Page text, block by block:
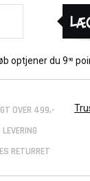
optjener du 990
OVER 499,-
RETURRET